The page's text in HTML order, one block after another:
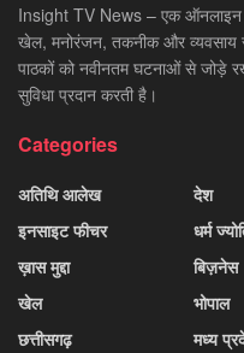
Insight TV News – एक ऑनलाइन
खेल, मनोरंजन, तकनीक और व्यवसाय
पाठकों को नवीनतम घटनाओं से जोड़े
सुविधा प्रदान करती है।
Categories
अतिथि आलेख
इनसाइट फीचर
ख़ास मुद्दा
खेल
छत्तीसगढ़
देश
धर्म
बिज़नेस
भोपाल
मध्य